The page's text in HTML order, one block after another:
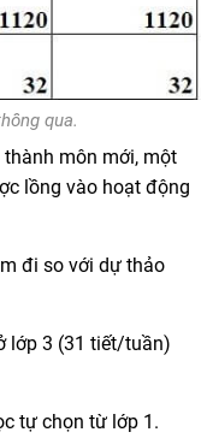
qua.
môn mới, một
lồng vào hoạt động
đi so với dự thảo
lớp 3 (31 tiết/tuần)
tự chọn từ lớp 1.